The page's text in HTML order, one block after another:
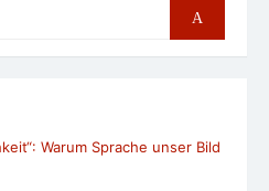
Search
Warum Sprache unser Bild